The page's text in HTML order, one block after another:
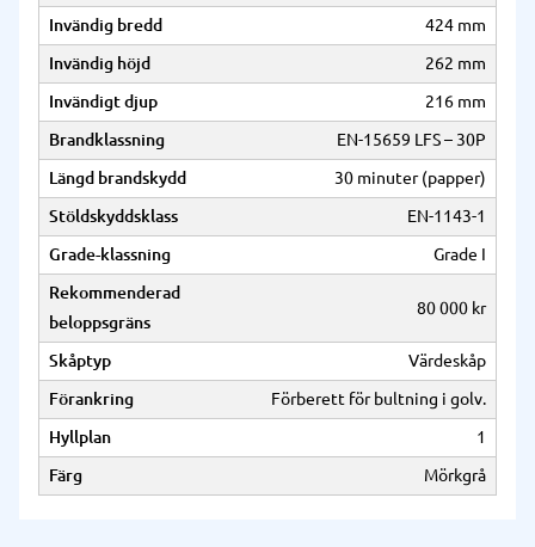
Invändig bredd
424 mm
Invändig höjd
262 mm
Invändigt djup
216 mm
Brandklassning
EN-15659 LFS – 30P
Längd brandskydd
30 minuter (papper)
Stöldskyddsklass
EN-1143-1
Grade-klassning
Grade I
Rekommenderad
beloppsgräns
80 000 kr
Skåptyp
Värdeskåp
Förankring
Förberett för bultning i golv.
Hyllplan
1
Färg
Mörkgrå